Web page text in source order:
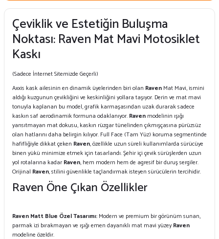
Çeviklik ve Estetiğin Buluşma
Noktası: Raven Mat Mavi Motosiklet
Kaskı
(Sadece İnternet Sitemizde Geçerli)
Axxis kask ailesinin en dinamik üyelerinden biri olan Raven Mat Mavi, ismini
aldığı kuzgunun çevikliğini ve keskinliğini yollara taşıyor. Derin ve mat mavi
tonuyla kaplanan bu model, grafik karmaşasından uzak durarak sadece
kaskın saf aerodinamik formuna odaklanıyor. Raven modelinin ışığı
yansıtmayan mat dokusu, kaskın rüzgar tünelinden çıkmışçasına pürüzsüz
olan hatlarını daha belirgin kılıyor. Full Face (Tam Yüz) koruma segmentinde
hafifliğiyle dikkat çeken Raven, özellikle uzun süreli kullanımlarda sürücüye
binen yükü minimize etmek için tasarlandı. Şehir içi çevik sürüşlerden uzun
yol rotalarına kadar Raven, hem modern hem de agresif bir duruş sergiler.
Orijinal Raven, stilini güvenlikle taçlandırmak isteyen sürücülerin tercihidir.
Raven Öne Çıkan Özellikler
Raven Matt Blue Özel Tasarımı: Modern ve premium bir görünüm sunan,
parmak izi bırakmayan ve ışığı emen dayanıklı mat mavi yüzeyRaven
modeline özeldir.